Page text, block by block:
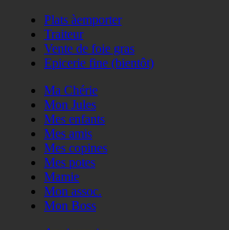
Plats àemporter
Traiteur
Vente de foie gras
Epicerie fine (bientôt)
Ma Chérie
Mon Jules
Mes enfants
Mes amis
Mes copines
Mes potes
Mamie
Mon assoc.
Mon Boss